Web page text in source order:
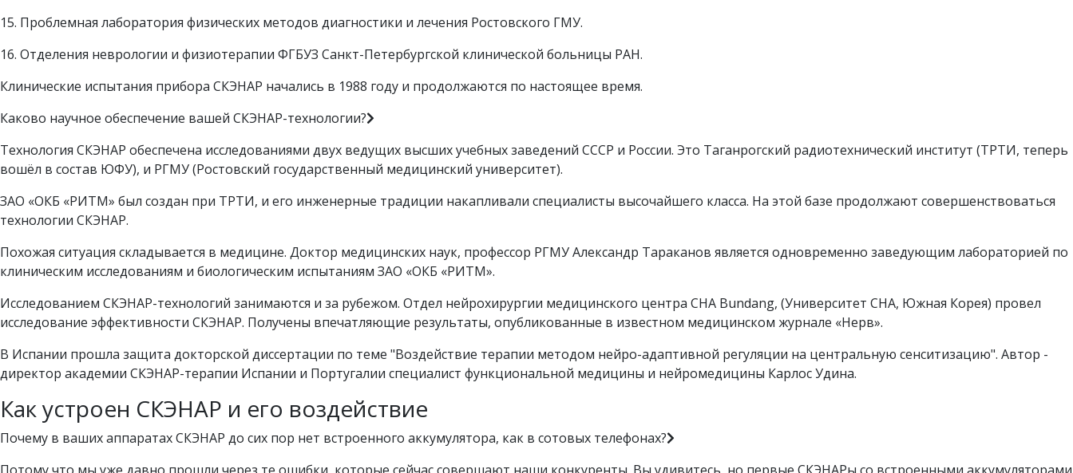
15. Проблемная лаборатория физических методов диагностики и лечения Ростовского ГМУ.
16. Отделения неврологии и физиотерапии ФГБУЗ Санкт-Петербургской клинической больницы РАН.
Клинические испытания прибора СКЭНАР начались в 1988 году и продолжаются по настоящее время.
Каково научное обеспечение вашей СКЭНАР-технологии?
Технология СКЭНАР обеспечена исследованиями двух ведущих высших учебных заведений СССР и России. Это Таганрогский радиотехнический институт (ТРТИ, теперь
вошёл в состав ЮФУ), и РГМУ (Ростовский государственный медицинский университет).
ЗАО «ОКБ «РИТМ» был создан при ТРТИ, и его инженерные традиции накапливали специалисты высочайшего класса. На этой базе продолжают совершенствоваться
технологии СКЭНАР.
Похожая ситуация складывается в медицине. Доктор медицинских наук, профессор РГМУ Александр Тараканов является одновременно заведующим лабораторией по
клиническим исследованиям и биологическим испытаниям ЗАО «ОКБ «РИТМ».
Исследованием СКЭНАР-технологий занимаются и за рубежом. Отдел нейрохирургии медицинского центра CHA Bundang, (Университет CHA, Южная Корея) провел
исследование эффективности СКЭНАР. Получены впечатляющие результаты, опубликованные в известном медицинском журнале «Нерв».
В Испании прошла защита докторской диссертации по теме "Воздействие терапии методом нейро-адаптивной регуляции на центральную сенситизацию". Автор -
директор академии СКЭНАР-терапии Испании и Португалии специалист функциональной медицины и нейромедицины Карлос Удина.
Как устроен СКЭНАР и его воздействие
Почему в ваших аппаратах СКЭНАР до сих пор нет встроенного аккумулятора, как в сотовых телефонах?